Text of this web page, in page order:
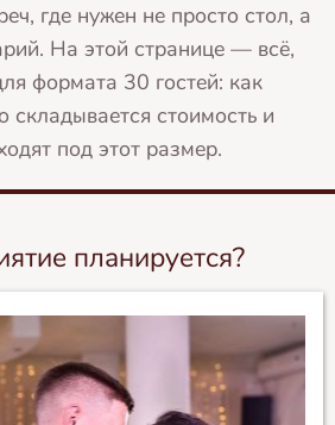
где нужен не просто стол, а
На этой странице — всё,
формата 30 гостей: как
складывается стоимость и
под этот размер.
планируется?